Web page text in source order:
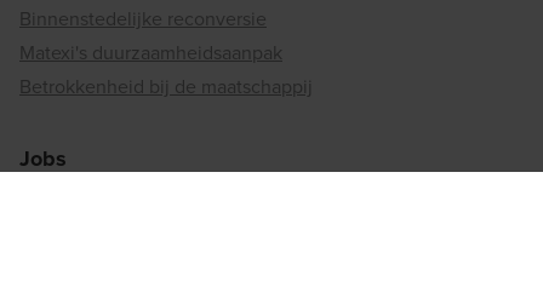
Binnenstedelijke reconversie
Matexi's duurzaamheidsaanpak
Betrokkenheid bij de maatschappij
Jobs